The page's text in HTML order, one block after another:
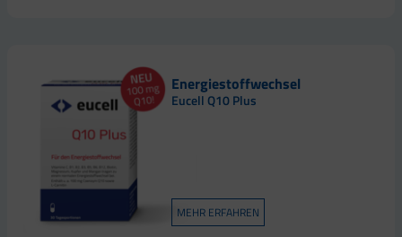
Energiestoffwechsel
Eucell Q10 Plus
MEHR ERFAHREN